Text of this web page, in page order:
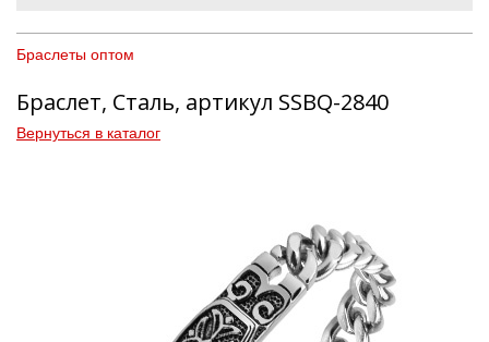
Браслеты оптом
Браслет, Сталь, артикул SSBQ-2840
Вернуться в каталог